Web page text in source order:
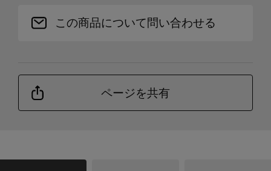
この商品について問い合わせる
ページを共有